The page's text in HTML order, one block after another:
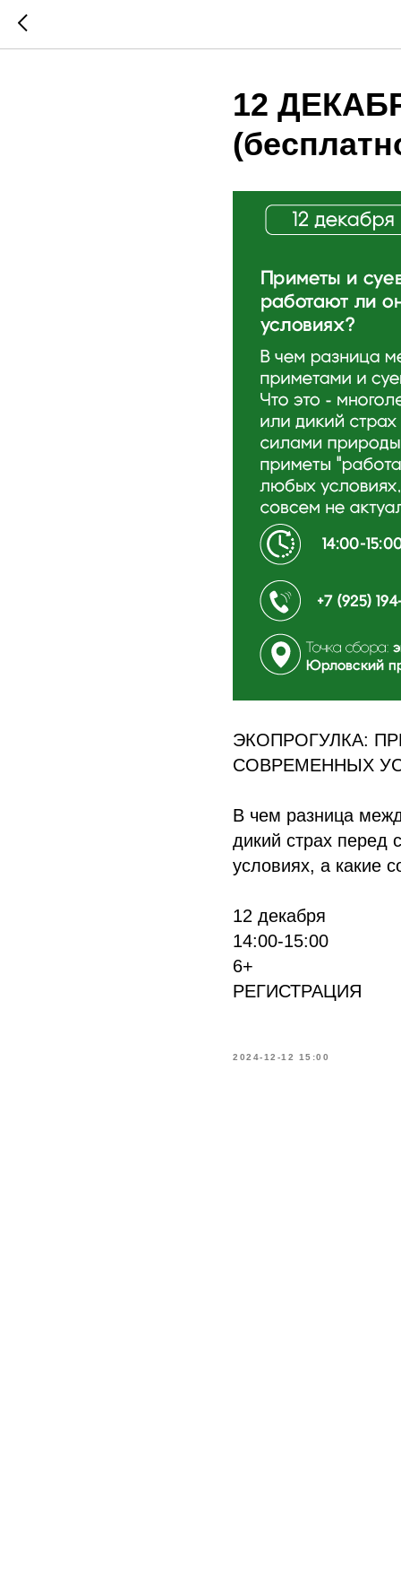
12
ЭКОПРОГУЛКА:
СОВРЕМЕННЫХ
В чем разница
дикий страх перед
условиях, а какие
12 декабря
14:00-15:00
6+
РЕГИСТРАЦИЯ
2024-12-12 15:00